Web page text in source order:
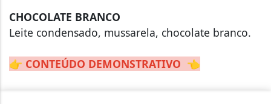
CHOCOLATE BRANCO
Leite condensado, mussarela, chocolate branco.
👉 CONTEÚDO DEMONSTRATIVO 👈